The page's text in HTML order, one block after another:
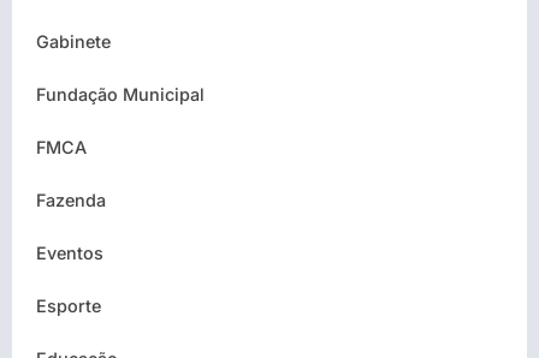
Gabinete
Fundação Municipal
FMCA
Fazenda
Eventos
Esporte